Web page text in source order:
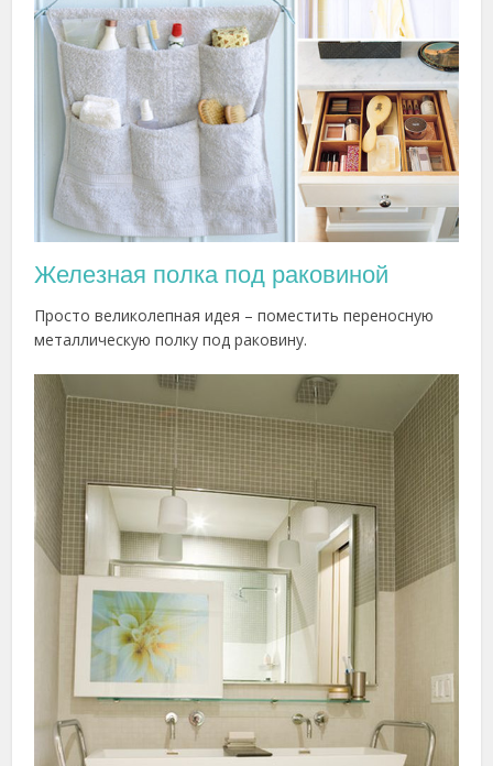
Железная полка под раковиной
Просто великолепная идея – поместить переносную
металлическую полку под раковину.